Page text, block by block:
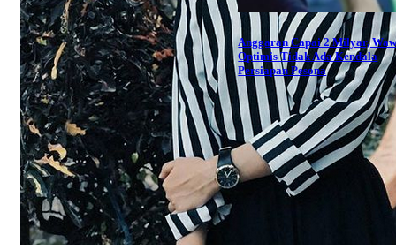
Anggaran Capai 2 Milyar,
Optimis Tidak Ada Kendala
Persiapan Pesona